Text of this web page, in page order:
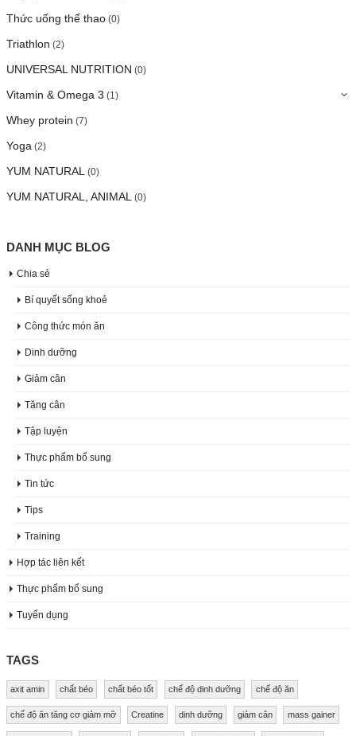
Thức uống thể thao (0)
Triathlon (2)
UNIVERSAL NUTRITION (0)
Vitamin & Omega 3 (1)
Whey protein (7)
Yoga (2)
YUM NATURAL (0)
YUM NATURAL, ANIMAL (0)
DANH MỤC BLOG
Chia sẻ
Bí quyết sống khoẻ
Công thức món ăn
Dinh dưỡng
Giảm cân
Tăng cân
Tập luyện
Thực phẩm bổ sung
Tin tức
Tips
Training
Hợp tác liên kết
Thực phẩm bổ sung
Tuyển dụng
TAGS
axit amin chất béo chất béo tốt chế độ dinh dưỡng chế độ ăn
chế độ ăn tăng cơ giảm mỡ Creatine dinh dưỡng giảm cân mass gainer